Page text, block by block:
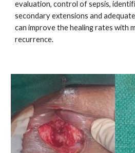
evaluation, control of sepsis,
secondary extensions and
can improve the healing rates with
recurrence.